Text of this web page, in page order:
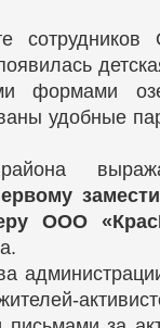
формами
удобные
ООО